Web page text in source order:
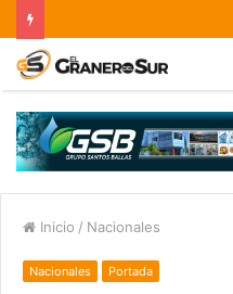
Inicio / Nacionales
Nacionales Portada